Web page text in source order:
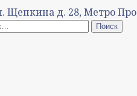
Щепкина д. 28, Метро